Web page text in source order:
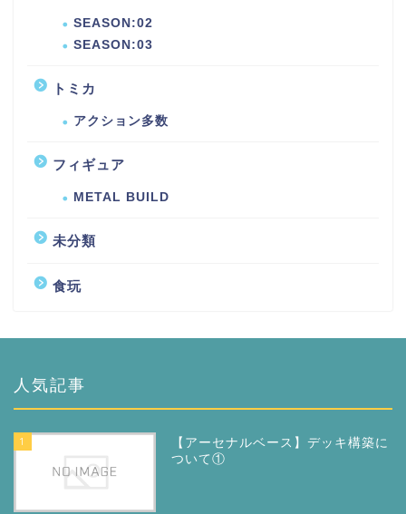
SEASON:02
SEASON:03
トミカ
アクション多数
フィギュア
METAL BUILD
未分類
食玩
人気記事
1
【アーセナルベース】デッキ構築に
ついて①